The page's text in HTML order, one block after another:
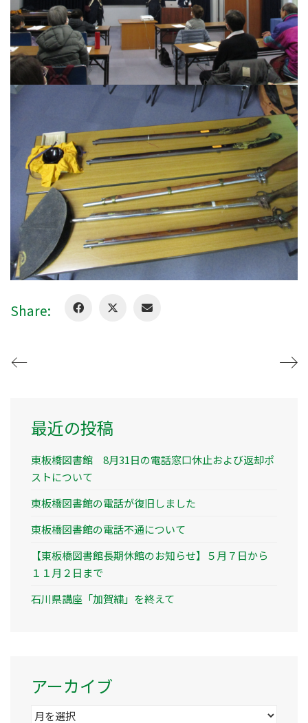
Share:
最近の投稿
東板橋図書館 8月31日の電話窓口休止および返却ポ
ストについて
東板橋図書館の電話が復旧しました
東板橋図書館の電話不通について
【東板橋図書館長期休館のお知らせ】５月７日から
１１月２日まで
石川県講座「加賀繍」を終えて
アーカイブ
ア